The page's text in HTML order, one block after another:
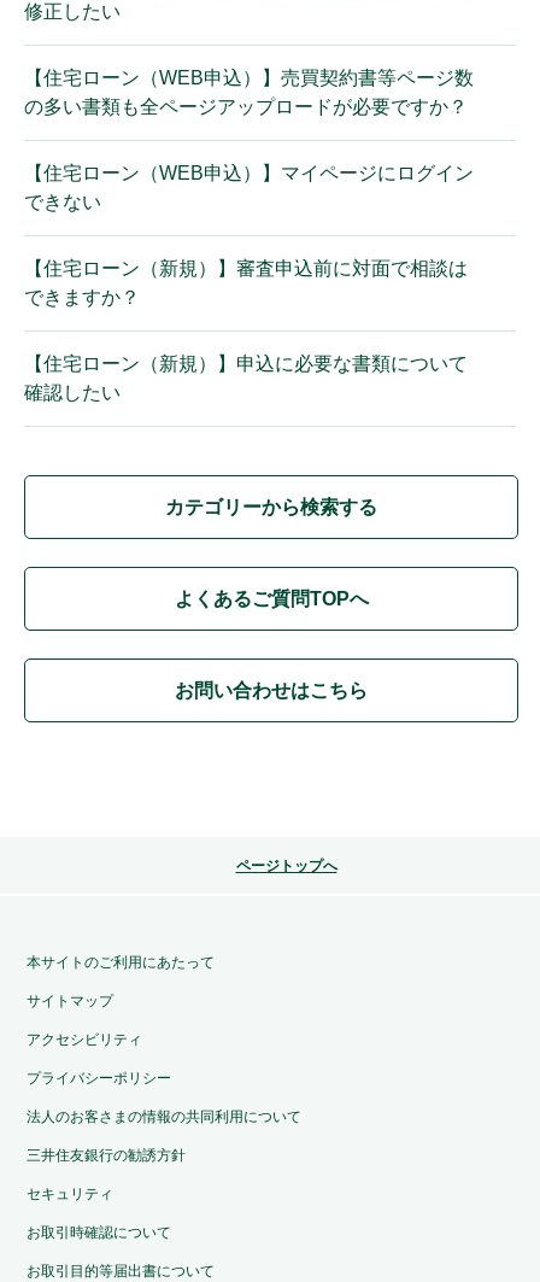
修正したい
【住宅ローン（WEB申込）】売買契約書等ページ数
の多い書類も全ページアップロードが必要ですか？
【住宅ローン（WEB申込）】マイページにログイン
できない
【住宅ローン（新規）】審査申込前に対面で相談は
できますか？
【住宅ローン（新規）】申込に必要な書類について
確認したい
カテゴリーから検索する
よくあるご質問TOPへ
お問い合わせはこちら
ページトップへ
本サイトのご利用にあたって
サイトマップ
アクセシビリティ
プライバシーポリシー
法人のお客さまの情報の共同利用について
三井住友銀行の勧誘方針
セキュリティ
お取引時確認について
お取引目的等届出書について